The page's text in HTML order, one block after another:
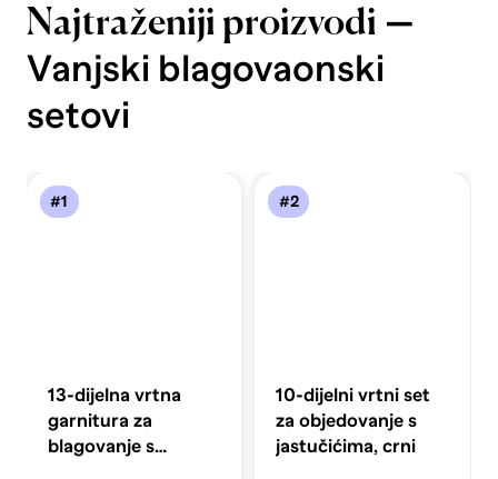
Najtraženiji proizvodi —
Vanjski blagovaonski
setovi
#1
13-dijelna vrtna
garnitura za
blagovanje s
#2
10-dijelni vrtni set
za objedovanje s
jastučićima, crni